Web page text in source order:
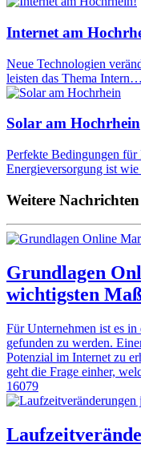
Internet am
Neue Technologien
leisten das Thema Intern…
Solar am Hochrhein
Perfekte Bedingungen
Energieversorgung ist
Weitere Nachrichten
Grundlagen
wichtigsten
Für Unternehmen ist es
gefunden zu werden.
Potenzial im Internet zu
geht die Frage einher,
16079